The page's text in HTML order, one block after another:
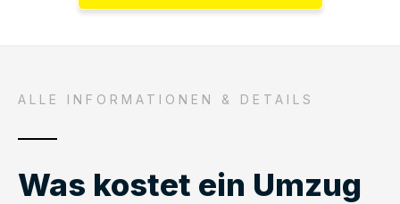
ALLE INFORMATIONEN & DETAILS
Was kostet ein Umzug